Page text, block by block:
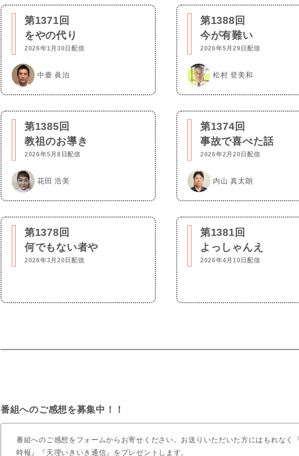
第1371回
をやの代り
2026年1月30日配信
中臺 眞治
第1388回
今が有難い
2026年5月29日配信
松村 登美和
第1385回
教祖のお導き
2026年5月8日配信
花田 浩美
第1374回
事故で喜べた話
2026年2月20日配信
内山 真太朗
第1378回
何でもない者や
2026年3月20日配信
第1381回
よっしゃんえ
2026年4月10日配信
番組へのご感想を募集中！！
番組へのご感想をフォームからお寄せください。お送りいただいた方にはもれなく
時報』『天理いきいき通信』をプレゼントします。